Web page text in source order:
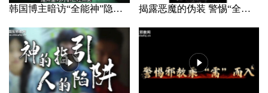
韩国博主暗访“全能神”隐秘据点 揭露恶魔的伪装 警惕“全能神”邪教